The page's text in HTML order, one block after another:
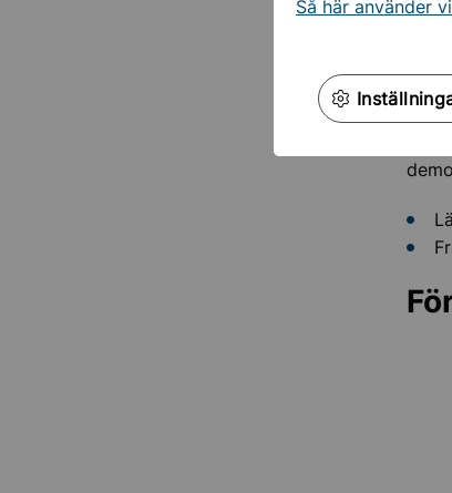
Så här använder